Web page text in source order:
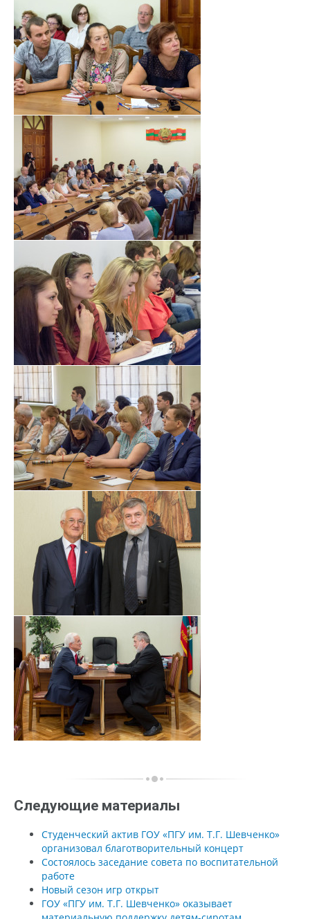
Следующие материалы
Студенческий актив ГОУ «ПГУ им. Т.Г. Шевченко»
организовал благотворительный концерт
Состоялось заседание совета по воспитательной
работе
Новый сезон игр открыт
ГОУ «ПГУ им. Т.Г. Шевченко» оказывает